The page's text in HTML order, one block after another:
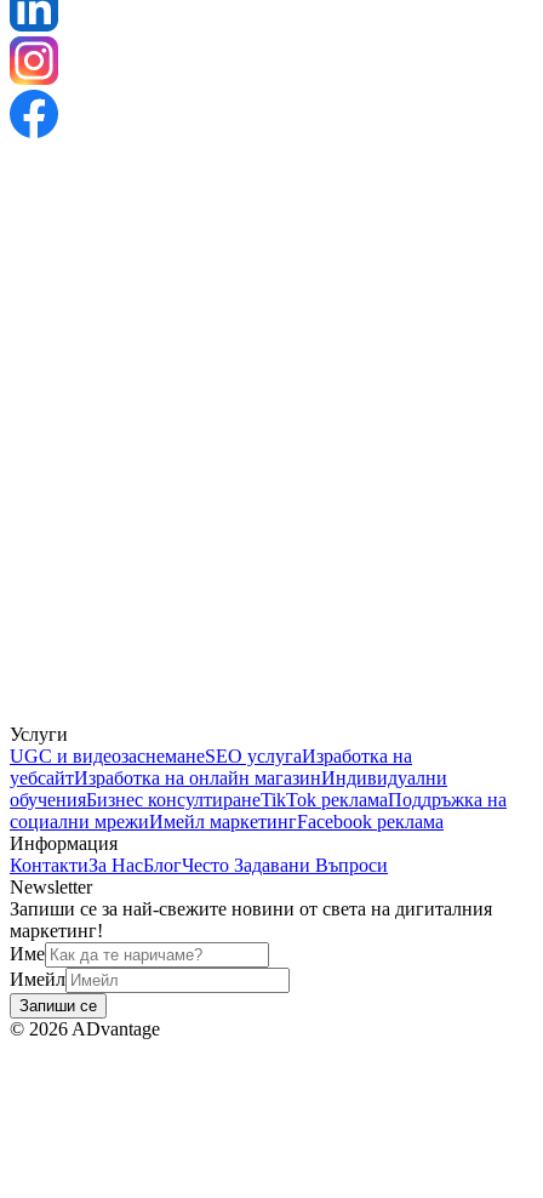
Услуги
UGC и видеозаснеманеSEO услугаИзработка на
уебсайтИзработка на онлайн магазинИндивидуални
обученияБизнес консултиранеTikTok рекламаПоддръжка на
социални мрежиИмейл маркетингFacebook реклама
Информация
КонтактиЗа НасБлогЧесто Задавани Въпроси
Newsletter
Запиши се за най-свежите новини от света на дигиталния
маркетинг!
Име
Имейл
Запиши се
© 2026 ADvantage